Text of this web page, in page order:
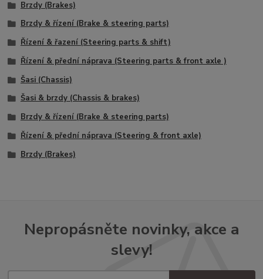
Brzdy (Brakes)
Brzdy & řízení (Brake & steering parts)
Řízení & řazení (Steering parts & shift)
Řízení & přední náprava (Steering parts & front axle )
Šasi (Chassis)
Šasi & brzdy (Chassis & brakes)
Brzdy & řízení (Brake & steering parts)
Řízení & přední náprava (Steering & front axle)
Brzdy (Brakes)
Nepropásněte novinky, akce a
slevy!